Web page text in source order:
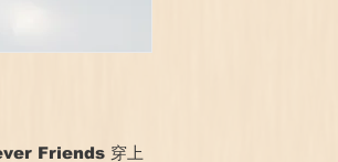
Friends 穿上